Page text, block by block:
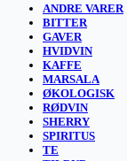
ANDRE VARER
BITTER
GAVER
HVIDVIN
KAFFE
MARSALA
ØKOLOGISK
RØDVIN
SHERRY
SPIRITUS
TE